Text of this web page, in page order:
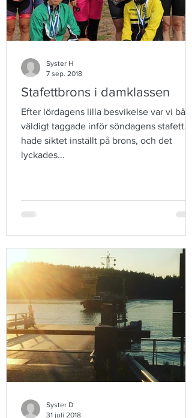
Stafettbrons i damklassen
Efter lördagens lilla besvikelse var vi båda
väldigt taggade inför söndagens stafett.
hade siktet inställt på brons, och det
lyckades...
Syster H
7 sep. 2018
Syster D
31 juli 2018